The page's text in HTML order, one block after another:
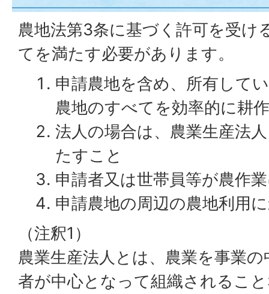
農地法第3条に基づく許可を受け
てを満たす必要があります。
申請農地を含め、所有して
農地のすべてを効率的に耕
法人の場合は、農業生産法
たすこと
申請者又は世帯員等が農作
申請農地の周辺の農地利用
（注釈1）
農業生産法人とは、農業を事業
者が中心となって組織されるこ